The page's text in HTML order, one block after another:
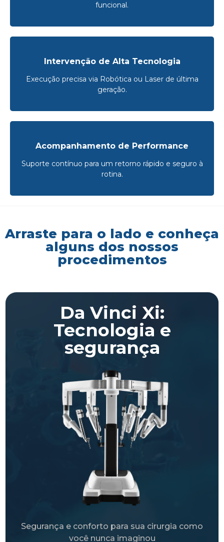
funcional.
Intervenção de Alta Tecnologia
Execução precisa via Robótica ou Laser de última
geração.
Acompanhamento de Performance
Suporte contínuo para um retorno rápido e seguro à
rotina.
Arraste para o lado e conheça
alguns dos nossos
procedimentos
Da Vinci Xi:
Tecnologia e
segurança
Segurança e conforto para sua cirurgia como
você nunca imaginou